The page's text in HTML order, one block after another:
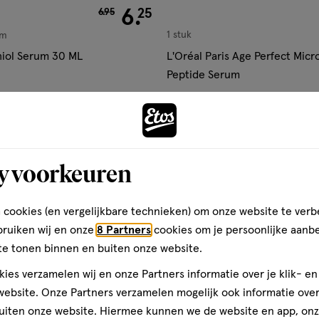
van € 6.95 voor € 6.25
6.95 6.25
Serum 30 ML
verhoog aantal met één Er
1 stuk
L'Oréal Paris Age Perfect
Peptide Serum
Gratisbezorging vanaf €35
6
voorkeuren
cookies (en vergelijkbare technieken) om onze website te
wij en onze 8 Partners cookies om je persoonlijke
tonen binnen en buiten onze website.
verzamelen wij en onze Partners informatie over je klik-
Onze Partners verzamelen mogelijk ook informatie
onze website. Hiermee kunnen we de website en app,